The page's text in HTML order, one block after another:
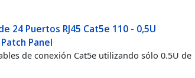
24 Puertos RJ45 Cat5e 110 - 0,5U
Panel
de conexión Cat5e utilizando sólo 0.5U de